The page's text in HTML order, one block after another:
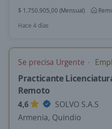
$ 1.750.905,00 (Mensual)
Hace 4 días
Se precisa Urgente
Practicante
Remoto
4,6
SOLVO S.A.S
Armenia, Quindio